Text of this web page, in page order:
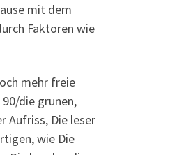
mit dem
Faktoren wie
mehr freie
die grunen,
Aufriss, Die leser
wie Die